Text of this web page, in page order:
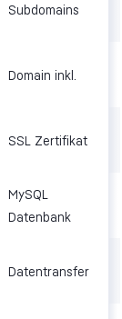
Subdomains
Domain inkl.
SSL Zertifikat
MySQL
Datenbank
Datentransfer